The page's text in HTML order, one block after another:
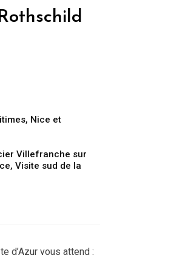
, Nice et
Villefranche sur
, Visite sud de la
d’Azur vous attend :